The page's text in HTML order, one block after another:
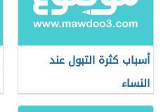
أسباب كثرة التبول عند
النساء